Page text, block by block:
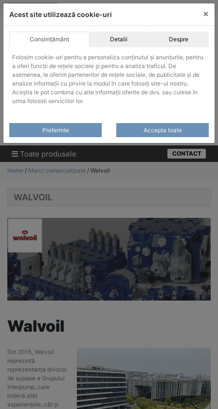
Skip
ACHIZITII PUBLICE
Produsele pot fi achizitionate si in sistemul SEAP / SICAP
Products
Toate produsele CONTACT
Home / Marci comercializate / Walvoil
WALVOIL
Walvoil
Din 2015, Walvoil
reprezintă
reprezentanța diviziei
de supape a Grupului
Interpump, care
îmbină atât
experiențele, cât și
Acest site utilizează cookie-uri ×
Consimțământ Detalii Despre
Folosim cookie-uri pentru a personaliza conținutul și anunțurile, pentru
a oferi funcții de rețele sociale și pentru a analiza traficul. De
asemenea, le oferim partenerilor de rețele sociale, de publicitate și de
analize informații cu privire la modul în care folosiți site-ul nostru.
Aceștia le pot combina cu alte informații oferite de dvs. sau culese în
urma folosirii serviciilor lor.
Preferinte Accepta toate